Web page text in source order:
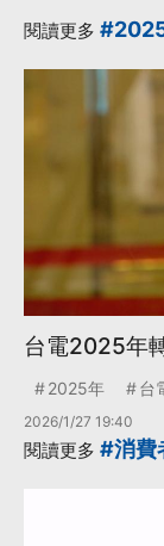
閱讀更多
台電2025年
2025年 台
2026/1/27 19:40
閱讀更多 #消費